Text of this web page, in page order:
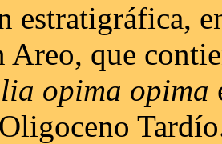
estratigráfica,
Areo, que
opima opima